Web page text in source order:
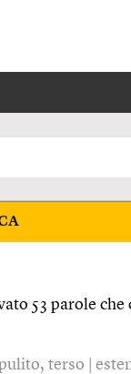
53 parole
terso |